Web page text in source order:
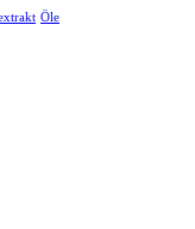
Öle